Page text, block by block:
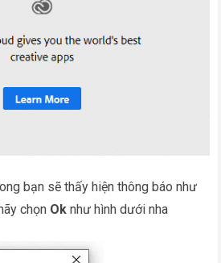
bạn sẽ thấy hiện thông báo như
chọn Ok như hình dưới nha